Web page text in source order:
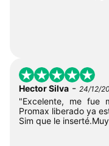
Hector Silva - 24/12/
"Excelente, me fue
Promax liberado ya
Sim que le